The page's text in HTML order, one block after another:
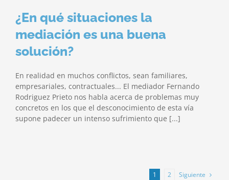
¿En qué situaciones la
mediación es una buena
solución?
En realidad en muchos conflictos, sean familiares,
empresariales, contractuales... El mediador Fernando
Rodriguez Prieto nos habla acerca de problemas muy
concretos en los que el desconocimiento de esta vía
supone padecer un intenso sufrimiento que [...]
1 2 Siguiente